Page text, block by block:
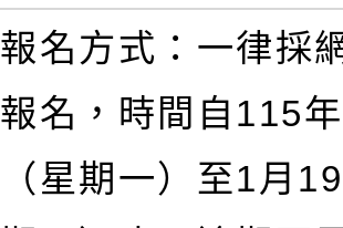
報名方式：一律採
報名，時間自115
（星期一）至1月